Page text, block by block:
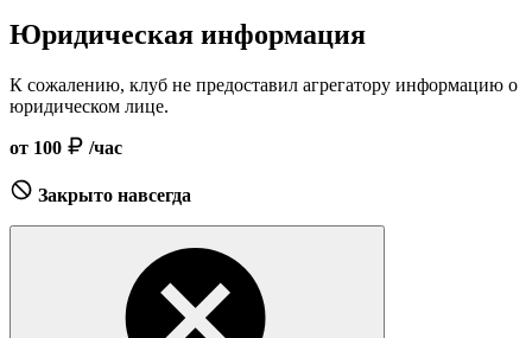
Юридическая информация
К сожалению, клуб не предоставил агрегатору информацию о
юридическом лице.
от 100 /час
Закрыто навсегда